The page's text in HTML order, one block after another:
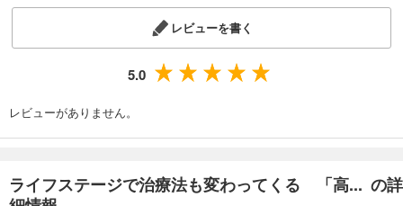
レビューを書く
5.0
レビューがありません。
ライフステージで治療法も変わってくる 「高... の詳